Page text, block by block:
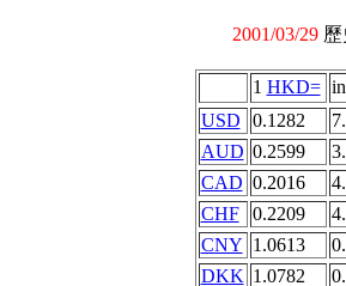
2001/03/29
1 HKD= in
USD
0.1282
AUD 0.2599
CAD 0.2016
CHF
0.2209
CNY 1.0613
DKK 1.0782